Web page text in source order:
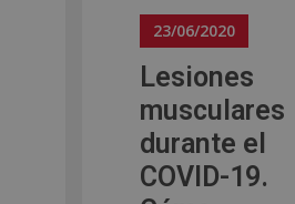
23/06/2020
Lesiones
musculares
durante el
COVID-19.